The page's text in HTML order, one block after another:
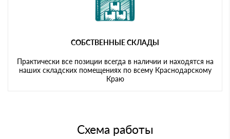
СОБСТВЕННЫЕ СКЛАДЫ
Практически все позиции всегда в наличии и находятся на
наших складских помещениях по всему Краснодарскому
Краю
Схема работы